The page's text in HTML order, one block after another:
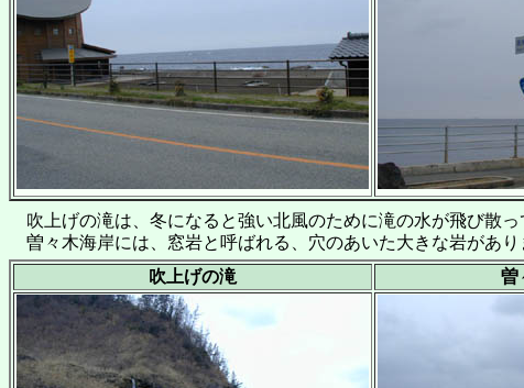
吹上げの滝は、冬になると強い北風のために滝の水が飛び散っ
曽々木海岸には、窓岩と呼ばれる、穴のあいた大きな岩があり
吹上げの滝
曽